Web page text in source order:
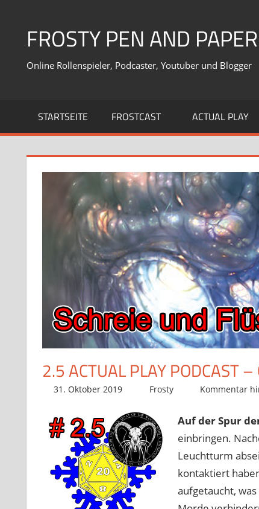
springenFROSTY PEN AND PAPER
Online Rollenspieler, Podcaster, Youtuber und Blogger
STARTSEITE FROSTCAST ACTUAL PLAY
2.5 ACTUAL PLAY PODCAST
31. Oktober 2019 Frosty Kommentar
Auf der Spur
einbringen.
Leuchtturm
kontaktiert
aufgetaucht,